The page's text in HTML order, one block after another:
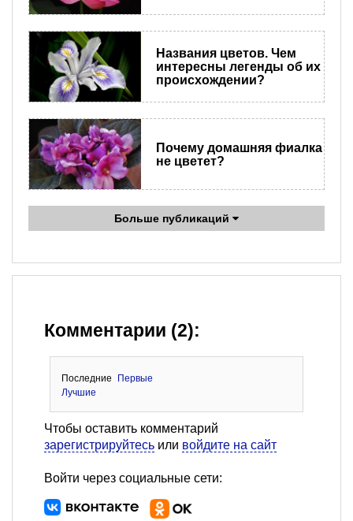
Названия цветов. Чем
интересны легенды об их
происхождении?
Почему домашняя фиалка
не цветет?
Больше публикаций
Комментарии (2):
Последние
Первые
Лучшие
Чтобы оставить комментарий
зарегистрируйтесь или войдите на сайт
Войти через социальные сети: